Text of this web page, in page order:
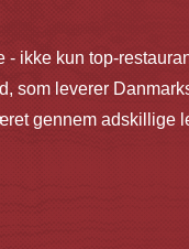
ikke kun top-
som leverer
gennem adskillige